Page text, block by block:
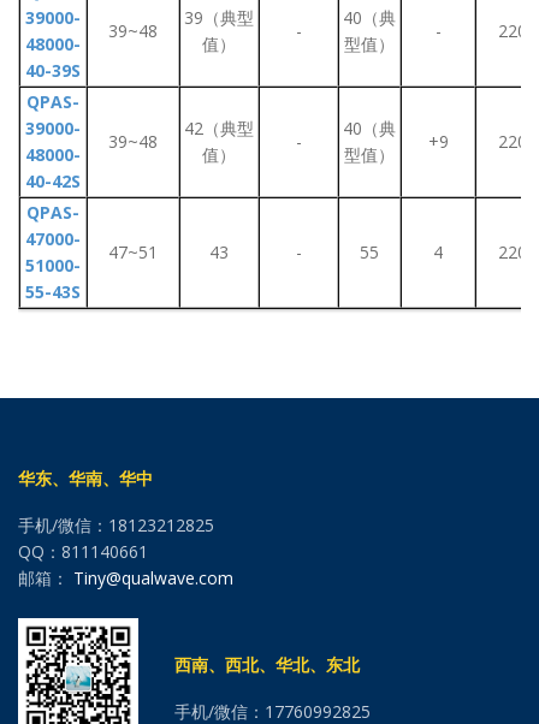
39000-
48000-
40-39S
39~48
39（典型
值）
-
40（典
型值）
- 220
QPAS-
39000-
48000-
40-42S
39~48
42（典型
值）
-
40（典
型值）
+9 220
QPAS-
47000-
51000-
55-43S
47~51 43 - 55 4 220
华东、华南、华中
手机/微信：18123212825
QQ：811140661
邮箱： Tiny@qualwave.com
西南、西北、华北、东北
手机/微信：17760992825